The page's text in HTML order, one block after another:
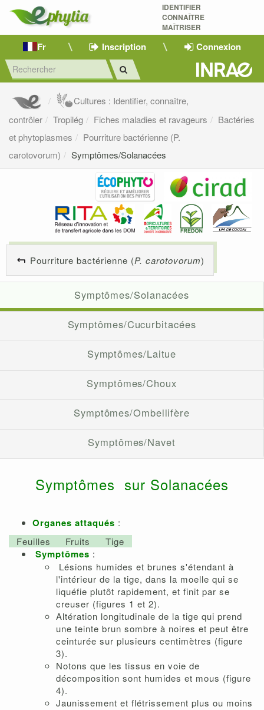
IDENTIFIER
CONNAÎTRE
MAÎTRISER
Fr Inscription Connexion
Cultures : Identifier, connaître,
contrôler
Tropilég Fiches maladies et ravageurs
Bactéries
et phytoplasmes
Pourriture bactérienne (P.
carotovorum)
Symptômes/Solanacées
Pourriture bactérienne (P. carotovorum)
Symptômes/Solanacées
Symptômes/Cucurbitacées
Symptômes/Laitue
Symptômes/Choux
Symptômes/Ombellifère
Symptômes/Navet
Symptômes sur Solanacées
Organes attaqués :
Feuilles
Fruits Tige
Symptômes :
Lésions humides et brunes s'étendant à
l'intérieur de la tige, dans la moelle qui se
liquéfie plutôt rapidement, et finit par se
creuser (figures 1 et 2).
Altération longitudinale de la tige qui prend
une teinte brun sombre à noires et peut être
ceinturée sur plusieurs centimètres (figure
3).
Notons que les tissus en voie de
décomposition sont humides et mous (figure
4).
Jaunissement et flétrissement plus ou moins